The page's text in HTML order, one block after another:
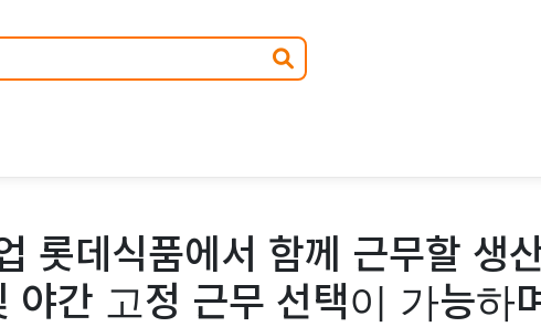
롯데식품에서 함께 근무할 생
야간 고정 근무 선택이 가능하